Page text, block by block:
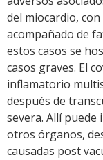
del miocardio,
acompañado de
estos casos se
casos graves. El
inflamatorio
después de
severa. Allí
otros órganos,
causadas post